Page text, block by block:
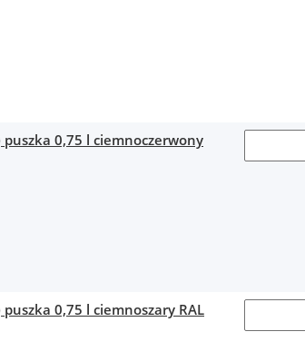
0,75 l ciemnoczerwony
0,75 l ciemnoszary RAL